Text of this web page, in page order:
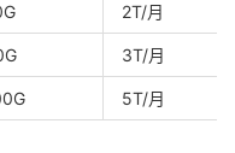
2T/月
3T/月
5T/月